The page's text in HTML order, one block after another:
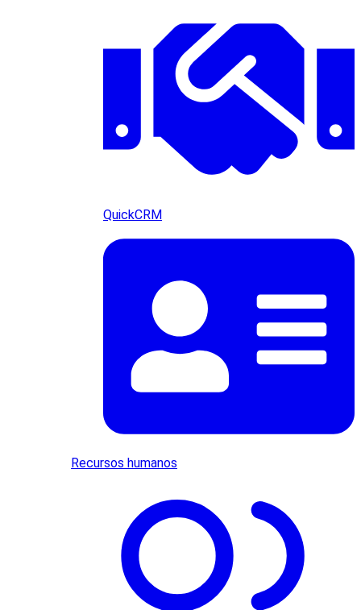
QuickCRM
Recursos humanos